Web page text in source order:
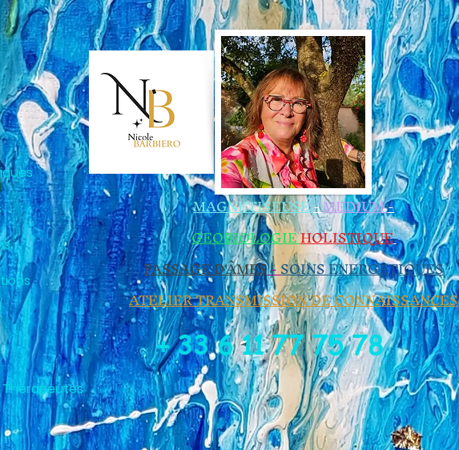
et prise de rendez-vous pour les Magnétiseurs
Thérapeutes
MAGNETISEUSE-MEDIUM-
GEOBIOLOGIE​HOLISTIQUE​
PASSAGE D'ÂMES-SOINS ENERGETIQUES
ATELIER TRANSMISSION DE CONNAISSANCES
+ 33 6 11 77 75 78